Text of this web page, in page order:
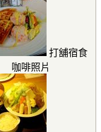
打舖宿食
咖啡照片